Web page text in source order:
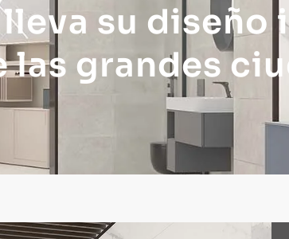
su diseño
las grandes